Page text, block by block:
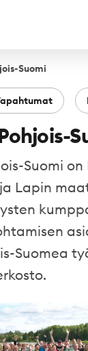
Suomi
Suomi on
Lapin
Suomea